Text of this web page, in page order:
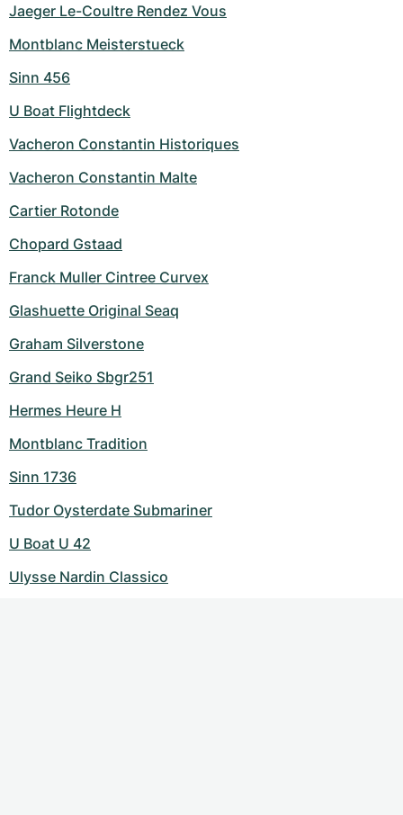
Jaeger Le-Coultre Rendez Vous
Montblanc Meisterstueck
Sinn 456
U Boat Flightdeck
Vacheron Constantin Historiques
Vacheron Constantin Malte
Cartier Rotonde
Chopard Gstaad
Franck Muller Cintree Curvex
Glashuette Original Seaq
Graham Silverstone
Grand Seiko Sbgr251
Hermes Heure H
Montblanc Tradition
Sinn 1736
Tudor Oysterdate Submariner
U Boat U 42
Ulysse Nardin Classico